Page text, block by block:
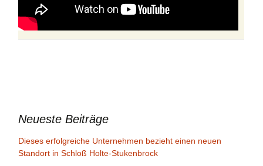
Neueste Beiträge
Dieses erfolgreiche Unternehmen bezieht einen neuen
Standort in Schloß Holte-Stukenbrock